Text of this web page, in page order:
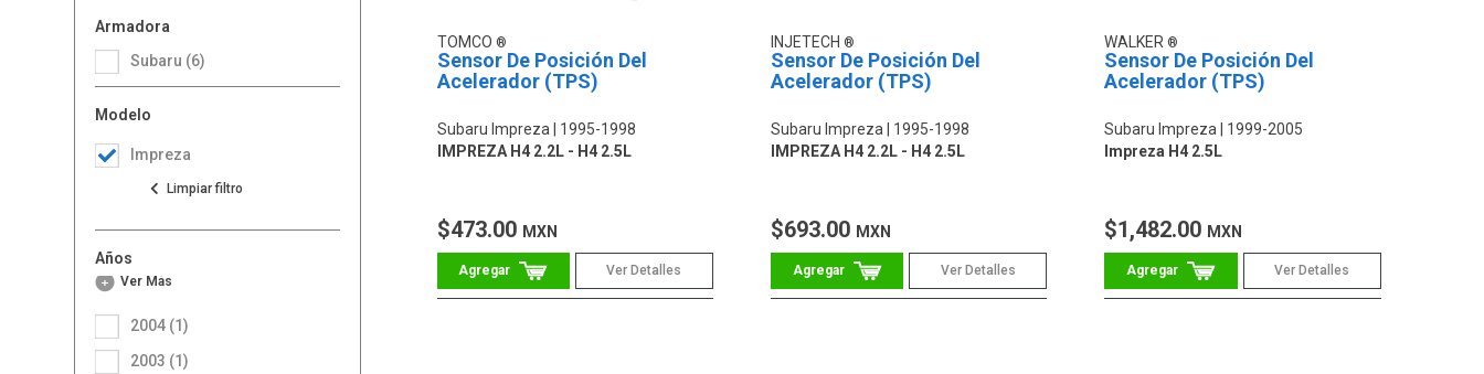
Armadora
Subaru (6)
Modelo
Impreza
Años
2003 (1)
2004 (1)
Ver Más
TOMCO
Sensor De Posición Del
Acelerador (TPS)
Subaru Impreza
1995-1998
IMPREZA H4 2.2L - H4 2.5L
$473.00 MXN
Ver Detalles
INJETECH
Sensor De Posición Del
Acelerador (TPS)
Subaru Impreza
1995-1998
IMPREZA H4 2.2L - H4 2.5L
$693.00 MXN
Ver Detalles
WALKER
Sensor De Posición Del
Acelerador (TPS)
Subaru Impreza
1999-2005
Impreza H4 2.5L
$1,482.00 MXN
Ver Detalles